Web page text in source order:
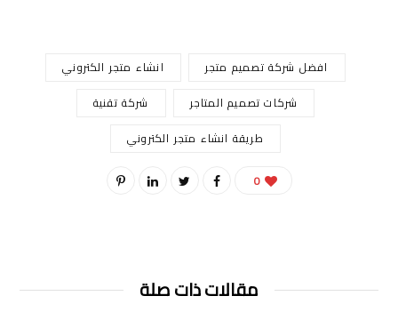
افضل شركة تصميم متجر
انشاء متجر الكتروني
شركات تصميم المتاجر
شركة تقنية
طريقة انشاء متجر الكتروني
0
مقالات ذات صلة